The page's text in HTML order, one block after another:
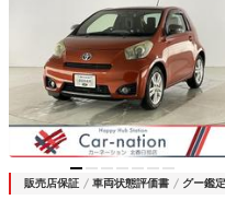
プ／ＬＥＤフォグランプ／
インチアルミ
販売店保証 車両状態評価書 グー鑑定